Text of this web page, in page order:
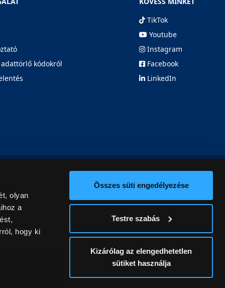
olyan
a
hogy ki
Összes süti engedélyezése
Testre szabás
Kizárólag az elengedhetetlen
sütiket használja
kódokról
TikTok
Youtube
Instagram
Facebook
LinkedIn